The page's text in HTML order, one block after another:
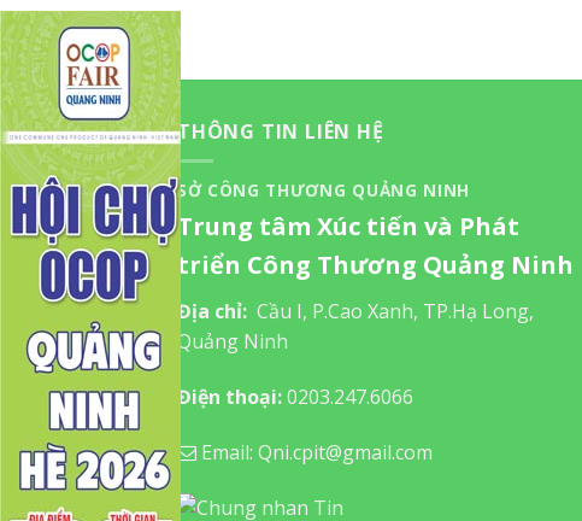
THÔNG TIN LIÊN HỆ
SỞ CÔNG THƯƠNG QUẢNG NINH
Trung tâm Xúc tiến và Phát
triển Công Thương Quảng Ninh
Địa chỉ: Cầu I, P.Cao Xanh, TP.Hạ Long,
Quảng Ninh
Điện thoại:0203.247.6066
Email: Qni.cpit@gmail.com